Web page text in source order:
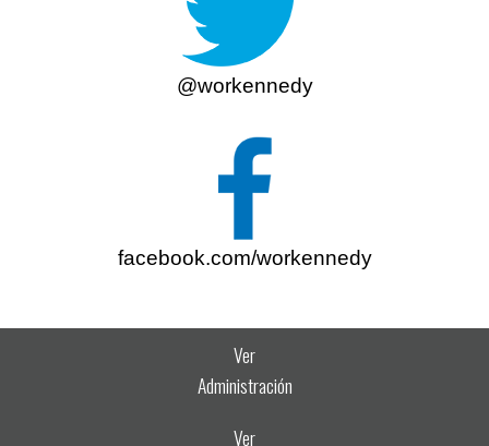
@workennedy
facebook.com/workennedy
Ver
Administración
Ver